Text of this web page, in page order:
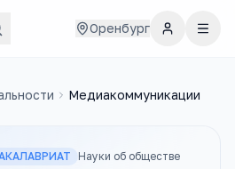
Оренбург
Медиакоммуникации
Науки об обществе